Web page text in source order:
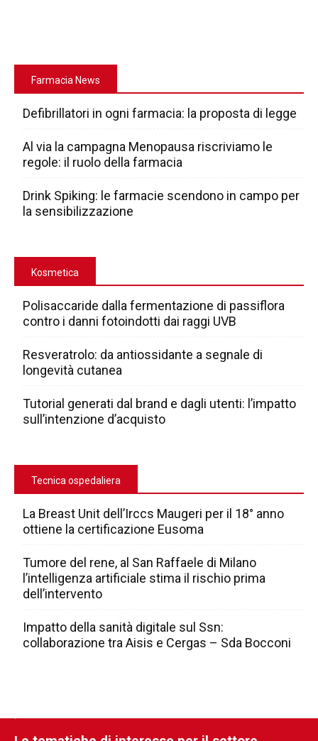
Farmacia News
Defibrillatori in ogni farmacia: la proposta di legge
Al via la campagna Menopausa riscriviamo le
regole: il ruolo della farmacia
Drink Spiking: le farmacie scendono in campo per
la sensibilizzazione
Kosmetica
Polisaccaride dalla fermentazione di passiflora
contro i danni fotoindotti dai raggi UVB
Resveratrolo: da antiossidante a segnale di
longevità cutanea
Tutorial generati dal brand e dagli utenti: l’impatto
sull’intenzione d’acquisto
Tecnica ospedaliera
La Breast Unit dell’Irccs Maugeri per il 18° anno
ottiene la certificazione Eusoma
Tumore del rene, al San Raffaele di Milano
l’intelligenza artificiale stima il rischio prima
dell’intervento
Impatto della sanità digitale sul Ssn:
collaborazione tra Aisis e Cergas – Sda Bocconi